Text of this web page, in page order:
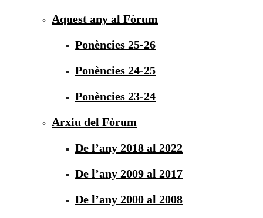
Aquest any al Fòrum
Ponències 25-26
Ponències 24-25
Ponències 23-24
Arxiu del Fòrum
De l’any 2018 al 2022
De l’any 2009 al 2017
De l’any 2000 al 2008